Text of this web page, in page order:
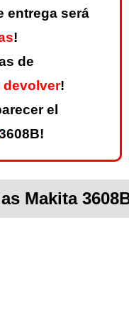
entrega será
!
de
devolver!
el
Makita